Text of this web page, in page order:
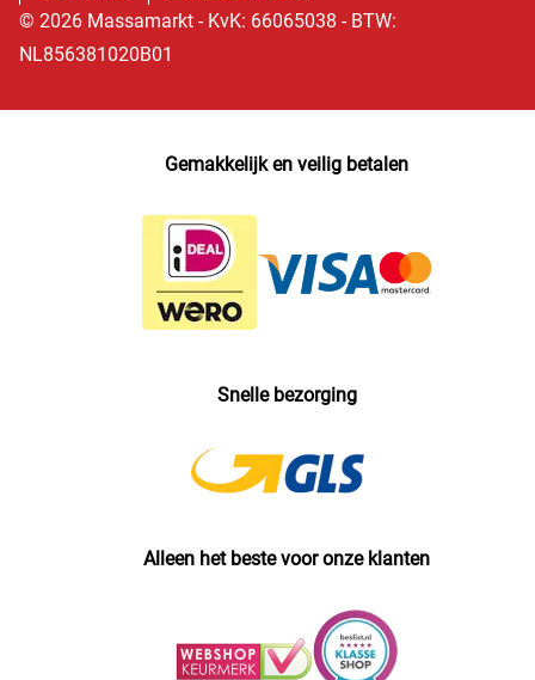
© 2026 Massamarkt - KvK: 66065038 - BTW:
NL856381020B01
Gemakkelijk en veilig betalen
Snelle bezorging
Alleen het beste voor onze klanten